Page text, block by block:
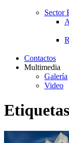
Sector
Contactos
Multimedia
Galería
Video